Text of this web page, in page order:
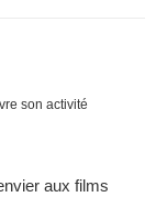
son activité
aux films